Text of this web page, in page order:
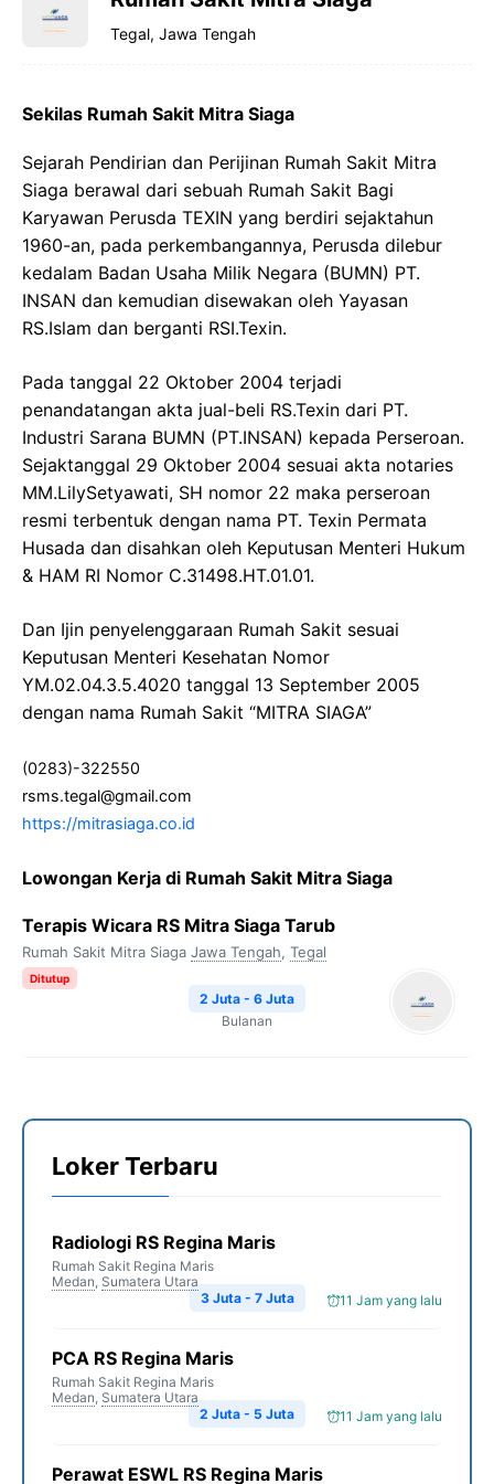
Tegal, Jawa Tengah
Sekilas Rumah Sakit Mitra Siaga
Sejarah Pendirian dan Perijinan Rumah Sakit Mitra
Siaga berawal dari sebuah Rumah Sakit Bagi
Karyawan Perusda TEXIN yang berdiri sejaktahun
1960-an, pada perkembangannya, Perusda dilebur
kedalam Badan Usaha Milik Negara (BUMN) PT.
INSAN dan kemudian disewakan oleh Yayasan
RS.Islam dan berganti RSI.Texin.
Pada tanggal 22 Oktober 2004 terjadi
penandatangan akta jual-beli RS.Texin dari PT.
Industri Sarana BUMN (PT.INSAN) kepada Perseroan.
Sejaktanggal 29 Oktober 2004 sesuai akta notaries
MM.LilySetyawati, SH nomor 22 maka perseroan
resmi terbentuk dengan nama PT. Texin Permata
Husada dan disahkan oleh Keputusan Menteri Hukum
& HAM RI Nomor C.31498.HT.01.01.
Dan Ijin penyelenggaraan Rumah Sakit sesuai
Keputusan Menteri Kesehatan Nomor
YM.02.04.3.5.4020 tanggal 13 September 2005
dengan nama Rumah Sakit “MITRA SIAGA”
(0283)-322550
rsms.tegal@gmail.com
https://mitrasiaga.co.id
Lowongan Kerja di Rumah Sakit Mitra Siaga
Terapis Wicara RS Mitra Siaga Tarub
Rumah Sakit Mitra Siaga Jawa Tengah, Tegal
Ditutup
2 Juta - 6 Juta
Bulanan
Loker Terbaru
Radiologi RS Regina Maris
Rumah Sakit Regina Maris
Medan, Sumatera Utara
11 Jam yang lalu
3 Juta - 7 Juta
PCA RS Regina Maris
Rumah Sakit Regina Maris
Medan, Sumatera Utara
11 Jam yang lalu
2 Juta - 5 Juta
Perawat ESWL RS Regina Maris